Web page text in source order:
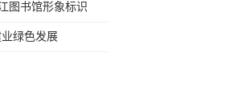
图书馆形象标识
绿色发展